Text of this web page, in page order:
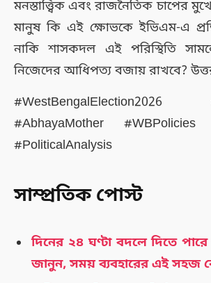
মনস্তাত্ত্বিক এবং রাজনৈতিক চাপের
মানুষ কি এই ক্ষোভকে ইভিএম-এ
নাকি শাসকদল এই পরিস্থিতি
নিজেদের আধিপত্য বজায় রাখবে?
#WestBengalElection2026
#AbhayaMother #WBPolicies
#PoliticalAnalysis
সাম্প্রতিক পোস্ট
দিনের ২৪ ঘণ্টা বদলে দিতে
জানুন, সময় ব্যবহারের এই সহজ